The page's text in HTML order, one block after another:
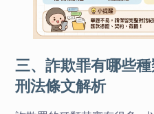
三、詐欺罪有哪些
刑法條文解析